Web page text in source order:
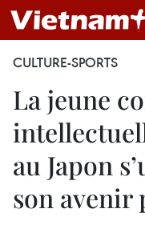
CULTURE-SPORTS
La jeune
au Japon
son avenir